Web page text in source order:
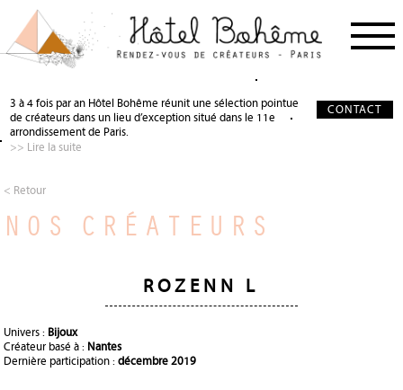
NOS CRÉATEURS
PRESSE
QUI SOMMES-NOUS ?
SALON DE THÉ
DEVENIR PARTENAIRE
3 à 4 fois par an Hôtel Bohême réunit une sélection pointue
de créateurs dans un lieu d’exception situé dans le 11e
arrondissement de Paris.
>> Lire la suite
CONTACT
< Retour
NOS CRÉATEURS
ROZENN L
Univers : Bijoux
Créateur basé à : Nantes
Dernière participation :décembre 2019